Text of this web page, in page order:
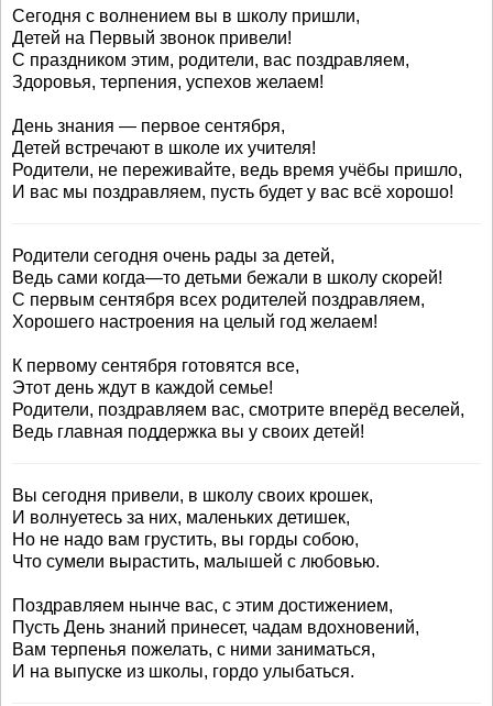
Сегодня с волнением вы в школу пришли,
Детей на Первый звонок привели!
С праздником этим, родители, вас поздравляем,
Здоровья, терпения, успехов желаем!
День знания — первое сентября,
Детей встречают в школе их учителя!
Родители, не переживайте, ведь время учёбы пришло,
И вас мы поздравляем, пусть будет у вас всё хорошо!
Родители сегодня очень рады за детей,
Ведь сами когда—то детьми бежали в школу скорей!
С первым сентября всех родителей поздравляем,
Хорошего настроения на целый год желаем!
К первому сентября готовятся все,
Этот день ждут в каждой семье!
Родители, поздравляем вас, смотрите вперёд веселей,
Ведь главная поддержка вы у своих детей!
Вы сегодня привели, в школу своих крошек,
И волнуетесь за них, маленьких детишек,
Но не надо вам грустить, вы горды собою,
Что сумели вырастить, малышей с любовью.
Поздравляем нынче вас, с этим достижением,
Пусть День знаний принесет, чадам вдохновений,
Вам терпенья пожелать, с ними заниматься,
И на выпуске из школы, гордо улыбаться.